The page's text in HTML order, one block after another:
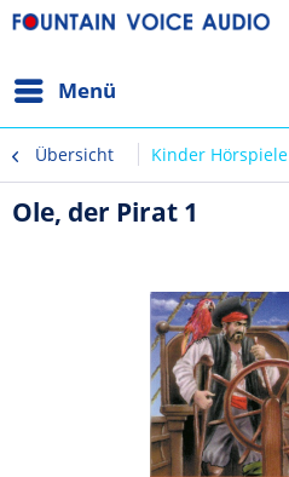
Menü
Übersicht Kinder Hörspiele
Ole, der Pirat 1